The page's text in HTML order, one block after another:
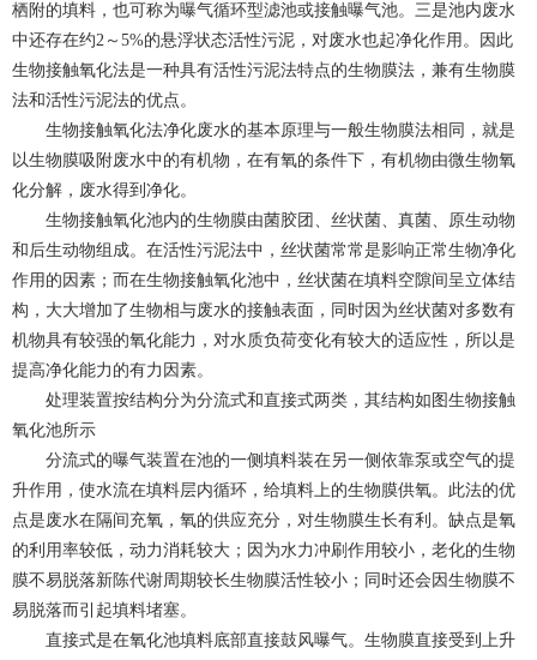
栖附的填料，也可称为曝气循环型滤池或接触曝气池。三是池内废水
中还存在约2～5%的悬浮状态活性污泥，对废水也起净化作用。因此
生物接触氧化法是一种具有活性污泥法特点的生物膜法，兼有生物膜
法和活性污泥法的优点。
生物接触氧化法净化废水的基本原理与一般生物膜法相同，就是
以生物膜吸附废水中的有机物，在有氧的条件下，有机物由微生物氧
化分解，废水得到净化。
生物接触氧化池内的生物膜由菌胶团、丝状菌、真菌、原生动物
和后生动物组成。在活性污泥法中，丝状菌常常是影响正常生物净化
作用的因素；而在生物接触氧化池中，丝状菌在填料空隙间呈立体结
构，大大增加了生物相与废水的接触表面，同时因为丝状菌对多数有
机物具有较强的氧化能力，对水质负荷变化有较大的适应性，所以是
提高净化能力的有力因素。
处理装置按结构分为分流式和直接式两类，其结构如图生物接触
氧化池所示
分流式的曝气装置在池的一侧填料装在另一侧依靠泵或空气的提
升作用，使水流在填料层内循环，给填料上的生物膜供氧。此法的优
点是废水在隔间充氧，氧的供应充分，对生物膜生长有利。缺点是氧
的利用率较低，动力消耗较大；因为水力冲刷作用较小，老化的生物
膜不易脱落新陈代谢周期较长生物膜活性较小；同时还会因生物膜不
易脱落而引起填料堵塞。
直接式是在氧化池填料底部直接鼓风曝气。生物膜直接受到上升